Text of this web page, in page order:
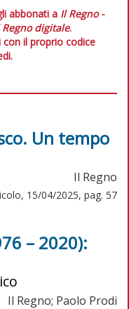
abbonati a Il Regno -
Regno digitale.
il proprio codice
Un tempo
Il Regno
15/04/2025, pag. 57
– 2020):
Il Regno; Paolo Prodi